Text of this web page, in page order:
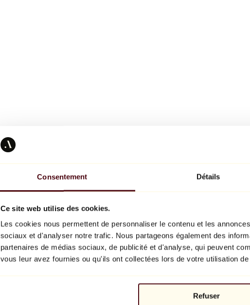
Consentement Détails
Ce site web utilise des cookies.
Les cookies nous permettent de personnaliser le contenu et les
sociaux et d'analyser notre trafic. Nous partageons également des
partenaires de médias sociaux, de publicité et d'analyse, qui peuvent
vous leur avez fournies ou qu'ils ont collectées lors de votre utilisation
Refuser